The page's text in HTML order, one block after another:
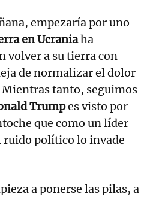
empezaría por uno
en Ucraniaha
volver a su tierra con
de normalizar el dolor
Mientras tanto, seguimos
Trumpes visto por
que como un líder
ruido político lo invade
a ponerse las pilas, a